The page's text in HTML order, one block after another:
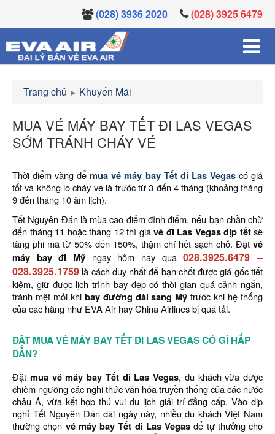
(028) 3936 2020 (028) 3925 6479
Trang chủ Khuyến Mãi
MUA VÉ MÁY BAY TẾT ĐI LAS VEGAS
SỚM TRÁNH CHÁY VÉ
Thời điểm vàng để mua vé máy bay Tết đi Las Vegascó giá
tốt và không lo cháy vé là trước từ 3 đến 4 tháng (khoảng tháng
9 đến tháng 10 âm lịch).
Tết Nguyên Đán là mùa cao điểm đỉnh điểm, nếu bạn chần chừ
đến tháng 11 hoặc tháng 12 thì giávé đi Las Vegas dịp tếtsẽ
tăng phi mã từ 50% đến 150%, thậm chí hết sạch chỗ. Đặt vé
máy bay đi Mỹ ngay hôm nay qua028.3925.6479 –
028.3925.1759 là cách duy nhất để bạn chốt được giá gốc tiết
kiệm, giữ được lịch trình bay đẹp có thời gian quá cảnh ngắn,
tránh mệt mỏi khi bay đường dài sang Mỹ trước khi hệ thống
của các hãng như EVA Air hay China Airlines bị quá tải.
ĐẶT MUA VÉ MÁY BAY TẾT ĐI LAS VEGAS CÓ GÌ HẤP
DẪN?
Đặt mua vé máy bay Tết đi Las Vegas, du khách vừa được
chiêm ngưỡng các nghi thức văn hóa truyền thống của các nước
châu Á, vừa kết hợp thú vui du lịch giải trí đẳng cấp. Vào dịp
nghỉ Tết Nguyên Đán dài ngày này, nhiều du khách Việt Nam
thường chọn vé máy bay Tết đi Las Vegas để tự thưởng cho